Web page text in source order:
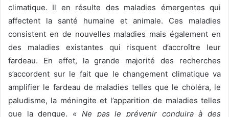
climatique. Il en résulte des maladies émergentes qui
affectent la santé humaine et animale. Ces maladies
consistent en de nouvelles maladies mais également en
des maladies existantes qui risquent d’accroître leur
fardeau. En effet, la grande majorité des recherches
s’accordent sur le fait que le changement climatique va
amplifier le fardeau de maladies telles que le choléra, le
paludisme, la méningite et l’apparition de maladies telles
que la dengue. « Ne pas le prévenir conduira à des